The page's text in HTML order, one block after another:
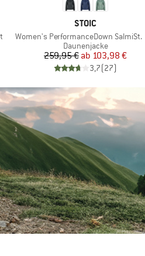
MARKE
STOIC
Artikel
Women's PerformanceDown SalmiSt. Jacket with Hood
Produktgruppe
Daunenjacke
Preis
259,95 € reduzierter Preis
ab 103,98 €
3,7(27)